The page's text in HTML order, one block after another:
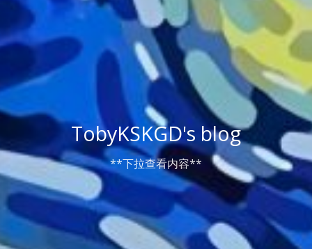
TobyKSKGD's blog
**下拉查看内容**